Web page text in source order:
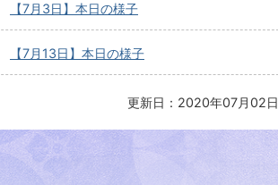
【7月3日】本日の様子
【7月13日】本日の様子
更新日：2020年07月02日